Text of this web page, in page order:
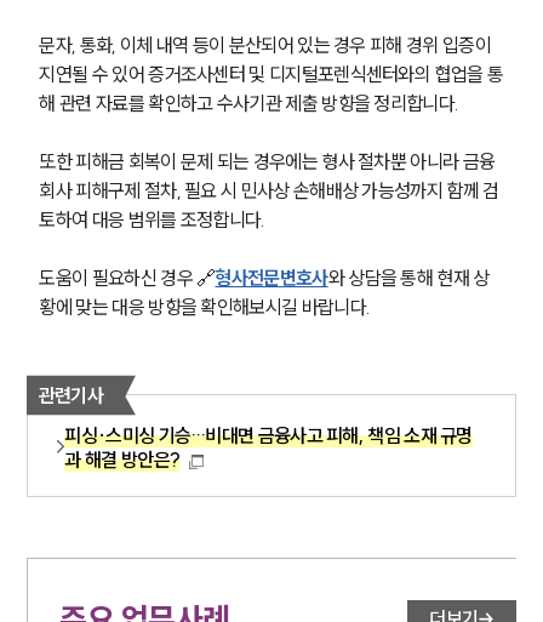
문자, 통화, 이체 내역 등이 분산되어 있는 경우 피해 경위 입증이
지연될 수 있어 증거조사센터 및 디지털포렌식센터와의 협업을 통
해 관련 자료를 확인하고 수사기관 제출 방향을 정리합니다.
또한 피해금 회복이 문제 되는 경우에는 형사 절차뿐 아니라 금융
회사 피해구제 절차, 필요 시 민사상 손해배상 가능성까지 함께 검
토하여 대응 범위를 조정합니다.
도움이 필요하신 경우 🔗형사전문변호사와 상담을 통해 현재 상
황에 맞는 대응 방향을 확인해보시길 바랍니다.
관련기사
피싱·스미싱 기승…비대면 금융사고 피해, 책임 소재 규명
과 해결 방안은?